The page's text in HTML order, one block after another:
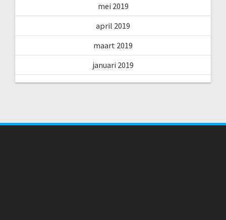
mei 2019
april 2019
maart 2019
januari 2019